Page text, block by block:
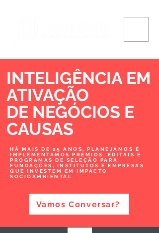
INTELIGÊNCIA EM
ATIVAÇÃO
DE NEGÓCIOS E
CAUSAS
HÁ MAIS DE 25 ANOS, PLANEJAMOS E
IMPLEMENTAMOS PRÊMIOS, EDITAIS E
PROGRAMAS DE SELEÇÃO PARA
FUNDAÇÕES, INSTITUTOS E EMPRESAS
QUE INVESTEM EM IMPACTO
SOCIOAMBIENTAL
Vamos Conversar?